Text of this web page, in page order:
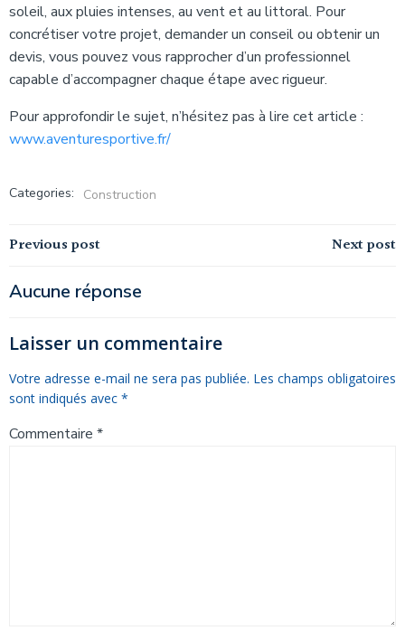
soleil, aux pluies intenses, au vent et au littoral. Pour
concrétiser votre projet, demander un conseil ou obtenir un
devis, vous pouvez vous rapprocher d’un professionnel
capable d’accompagner chaque étape avec rigueur.
Pour approfondir le sujet, n’hésitez pas à lire cet article :
www.aventuresportive.fr/
Categories: Construction
Navigation
de
l’article
Previous post Navigation
l’article
Next post
Aucune réponse
Laisser un commentaire
Votre adresse e-mail ne sera pas publiée. Les champs obligatoires
sont indiqués avec *
Commentaire *